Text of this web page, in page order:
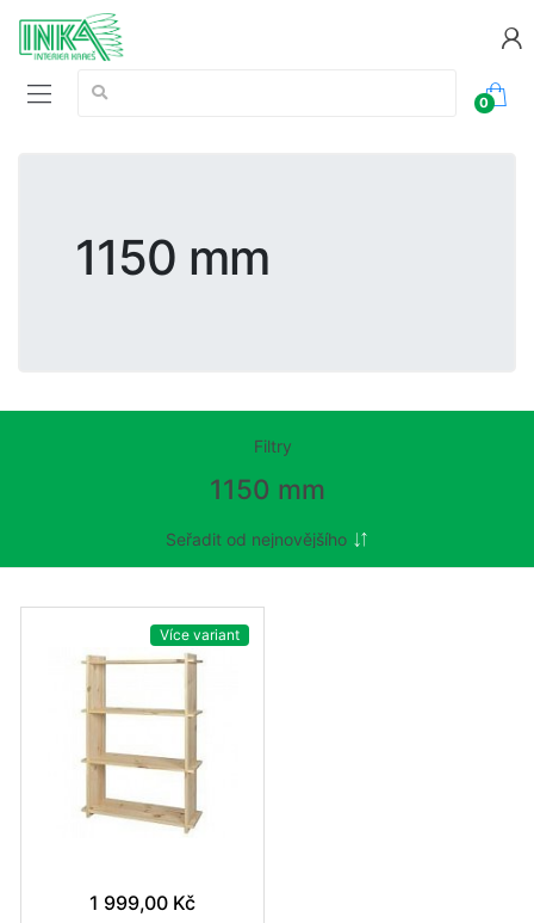
Vyhledávání:
0
1150 mm
Filtry
1150 mm
Více variant
1 999,00 Kč